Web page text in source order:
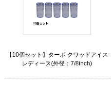
【10個セット】ターボ クワッドアイス
レディース(外径：7/8inch)